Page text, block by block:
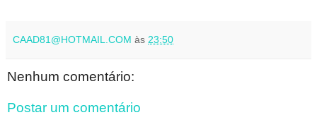
CAAD81@HOTMAIL.COM às 23:50
Nenhum comentário:
Postar um comentário